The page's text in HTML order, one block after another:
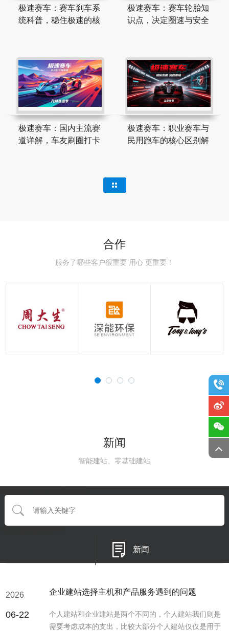
极速赛车：赛车刹车系
统科普，稳住极速的核
极速赛车：赛车轮胎知
识点，决定圈速与安全
极速赛车：国内主流赛
道详解，车友刷圈打卡
极速赛车：职业赛车与
民用跑车的核心区别解
合作
服务了哪些客户很重要 用心 更重要！
新闻
智能建站、零基础建站
新闻
2026
06-22
企业建站选择主机和产品服务遇到的问题
个人建站和企业建站是两个不同的，个人建站我们则是
需要考虑成本的支出，比较大部分个人建站仅仅是用于